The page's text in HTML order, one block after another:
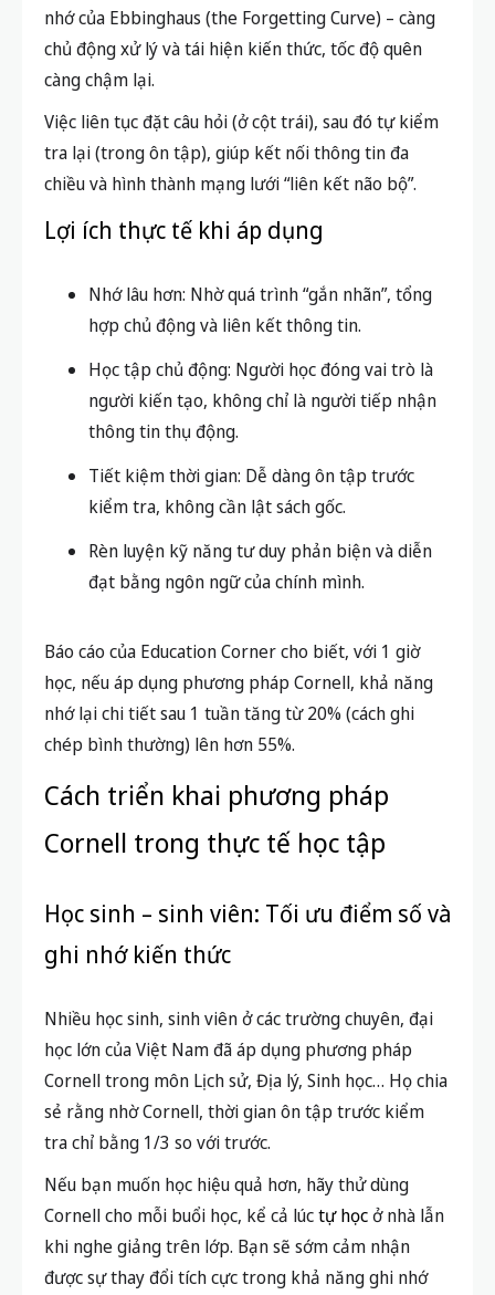
nhớ của Ebbinghaus (the Forgetting Curve) – càng
chủ động xử lý và tái hiện kiến thức, tốc độ quên
càng chậm lại.
Việc liên tục đặt câu hỏi (ở cột trái), sau đó tự kiểm
tra lại (trong ôn tập), giúp kết nối thông tin đa
chiều và hình thành mạng lưới “liên kết não bộ”.
Lợi ích thực tế khi áp dụng
Nhớ lâu hơn: Nhờ quá trình “gắn nhãn”, tổng
hợp chủ động và liên kết thông tin.
Học tập chủ động: Người học đóng vai trò là
người kiến tạo, không chỉ là người tiếp nhận
thông tin thụ động.
Tiết kiệm thời gian: Dễ dàng ôn tập trước
kiểm tra, không cần lật sách gốc.
Rèn luyện kỹ năng tư duy phản biện và diễn
đạt bằng ngôn ngữ của chính mình.
Báo cáo của Education Corner cho biết, với 1 giờ
học, nếu áp dụng phương pháp Cornell, khả năng
nhớ lại chi tiết sau 1 tuần tăng từ 20% (cách ghi
chép bình thường) lên hơn 55%.
Cách triển khai phương pháp
Cornell trong thực tế học tập
Học sinh – sinh viên: Tối ưu điểm số và
ghi nhớ kiến thức
Nhiều học sinh, sinh viên ở các trường chuyên, đại
học lớn của Việt Nam đã áp dụng phương pháp
Cornell trong môn Lịch sử, Địa lý, Sinh học… Họ chia
sẻ rằng nhờ Cornell, thời gian ôn tập trước kiểm
tra chỉ bằng 1/3 so với trước.
Nếu bạn muốn học hiệu quả hơn, hãy thử dùng
Cornell cho mỗi buổi học, kể cả lúctự họcở nhà lẫn
khi nghe giảng trên lớp. Bạn sẽ sớm cảm nhận
được sự thay đổi tích cực trong khả năng ghi nhớ